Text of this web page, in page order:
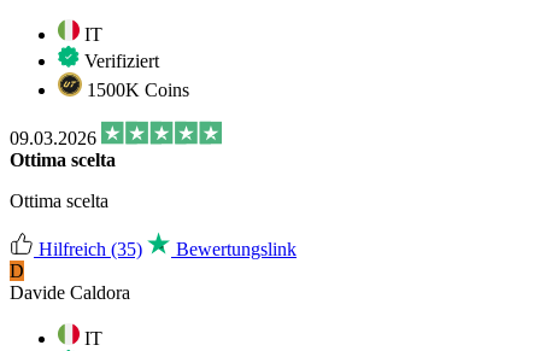
IT
Verifiziert
1500K Coins
09.03.2026
Ottima scelta
Ottima scelta
Hilfreich (35)
Bewertungslink
D
Davide Caldora
IT